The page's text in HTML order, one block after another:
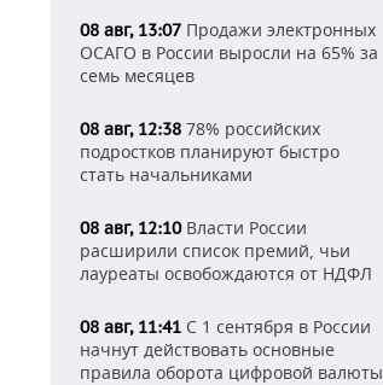
08 авг, 13:07 Продажи электронных
ОСАГО в России выросли на 65% за
семь месяцев
08 авг, 12:38 78% российских
подростков планируют быстро
стать начальниками
08 авг, 12:10Власти России
расширили список премий, чьи
лауреаты освобождаются от НДФЛ
08 авг, 11:41 С 1 сентября в России
начнут действовать основные
правила оборота цифровой валюты